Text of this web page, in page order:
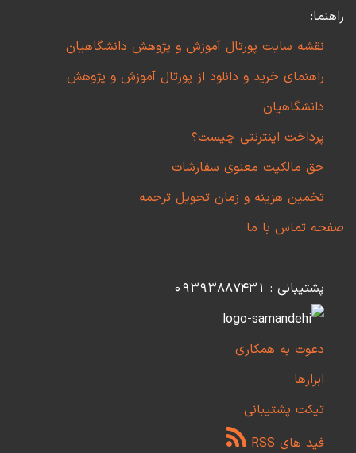
راهنما:
نقشه سایت پورتال آموزش و پژوهش دانشگاهیان
راهنمای خرید و دانلود از پورتال آموزش و پژوهش
دانشگاهیان
پرداخت اینترنتی چیست؟
حق مالکیت معنوی سفارشات
تخمین هزینه و زمان تحویل ترجمه
صفحه تماس با ما
پشتیبانی : 09393887431
دعوت به همکاری
ابزارها
تیکت پشتیبانی
فید های RSS